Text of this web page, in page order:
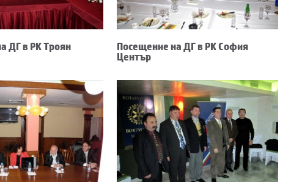
ДГ в РК Троян
Посещение на ДГ в РК София
Център